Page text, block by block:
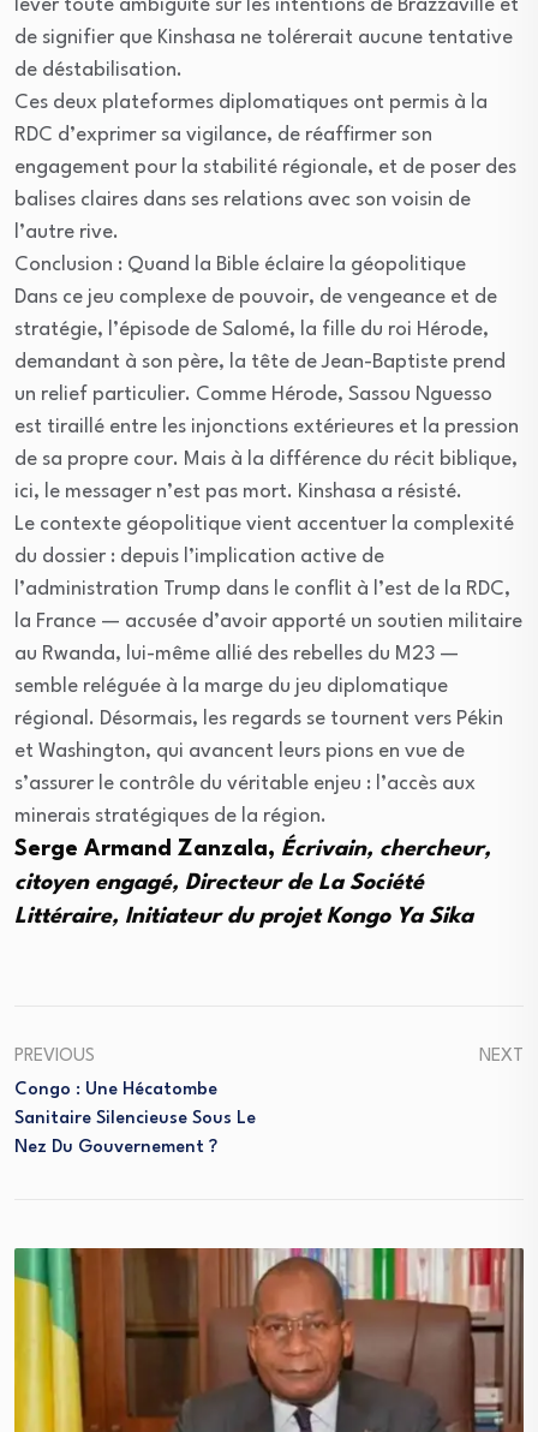
lever toute ambiguïté sur les intentions de Brazzaville et
de signifier que Kinshasa ne tolérerait aucune tentative
de déstabilisation.
Ces deux plateformes diplomatiques ont permis à la
RDC d’exprimer sa vigilance, de réaffirmer son
engagement pour la stabilité régionale, et de poser des
balises claires dans ses relations avec son voisin de
l’autre rive.
Conclusion : Quand la Bible éclaire la géopolitique
Dans ce jeu complexe de pouvoir, de vengeance et de
stratégie, l’épisode de Salomé, la fille du roi Hérode,
demandant à son père, la tête de Jean-Baptiste prend
un relief particulier. Comme Hérode, Sassou Nguesso
est tiraillé entre les injonctions extérieures et la pression
de sa propre cour. Mais à la différence du récit biblique,
ici, le messager n’est pas mort. Kinshasa a résisté.
Le contexte géopolitique vient accentuer la complexité
du dossier : depuis l’implication active de
l’administration Trump dans le conflit à l’est de la RDC,
la France — accusée d’avoir apporté un soutien militaire
au Rwanda, lui-même allié des rebelles du M23 —
semble reléguée à la marge du jeu diplomatique
régional. Désormais, les regards se tournent vers Pékin
et Washington, qui avancent leurs pions en vue de
s’assurer le contrôle du véritable enjeu : l’accès aux
minerais stratégiques de la région.
Serge Armand Zanzala, Écrivain, chercheur,
citoyen engagé, Directeur de La Société
Littéraire, Initiateur du projet Kongo Ya Sika
PREVIOUS
Congo : Une Hécatombe
Sanitaire Silencieuse Sous Le
Nez Du Gouvernement ?
NEXT